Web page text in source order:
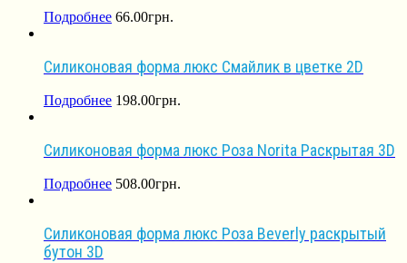
Подробнее 66.00грн.
Силиконовая форма люкс Смайлик в цветке 2D
Подробнее 198.00грн.
Силиконовая форма люкс Роза Norita Раскрытая 3D
Подробнее 508.00грн.
Силиконовая форма люкс Роза Beverly раскрытый
бутон 3D